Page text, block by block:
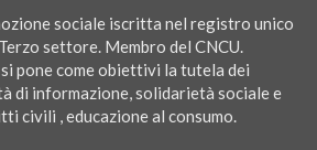
sociale iscritta nel registro unico
settore. Membro del CNCU.
pone come obiettivi la tutela dei
di informazione, solidarietà sociale e
civili , educazione al consumo.